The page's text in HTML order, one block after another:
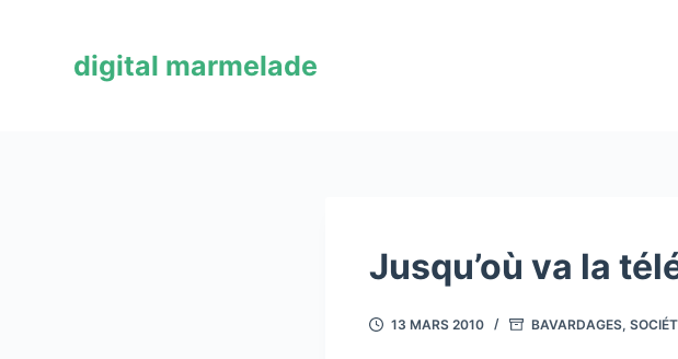
digital marmelade
Jusqu’où va la
13 MARS 2010 BAVARDAGES,